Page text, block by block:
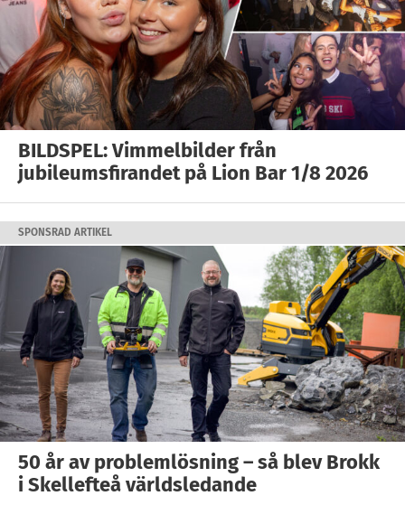
BILDSPEL: Vimmelbilder från
jubileumsfirandet på Lion Bar 1/8 2026
SPONSRAD ARTIKEL
50 år av problemlösning – så blev Brokk
i Skellefteå världsledande